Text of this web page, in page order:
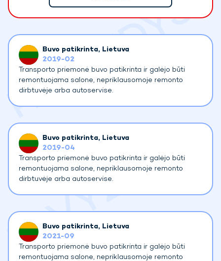
Buvo patikrinta, Lietuva
2019-02
Transporto priemonė buvo patikrinta ir galėjo būti
remontuojama salone, nepriklausomoje remonto
dirbtuvėje arba autoservise.
Buvo patikrinta, Lietuva
2019-04
Transporto priemonė buvo patikrinta ir galėjo būti
remontuojama salone, nepriklausomoje remonto
dirbtuvėje arba autoservise.
Buvo patikrinta, Lietuva
2021-09
Transporto priemonė buvo patikrinta ir galėjo būti
remontuojama salone, nepriklausomoje remonto